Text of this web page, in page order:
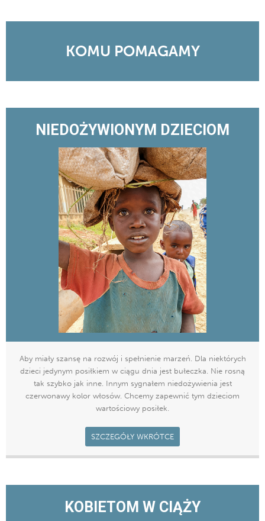
KOMU POMAGAMY
NIEDOŻYWIONYM DZIECIOM
Aby miały szansę na rozwój i spełnienie marzeń. Dla niektórych
dzieci jedynym posiłkiem w ciągu dnia jest bułeczka. Nie rosną
tak szybko jak inne. Innym sygnałem niedożywienia jest
czerwonawy kolor włosów. Chcemy zapewnić tym dzieciom
wartościowy posiłek.
SZCZEGÓŁY WKRÓTCE
KOBIETOM W CIĄŻY